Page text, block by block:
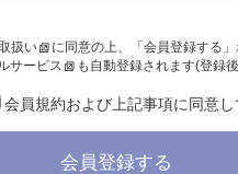
扱い
に同意の上、「会員登録する
サービス も自動登録されます(登録
会員規約および上記事項に同意し
会員登録する